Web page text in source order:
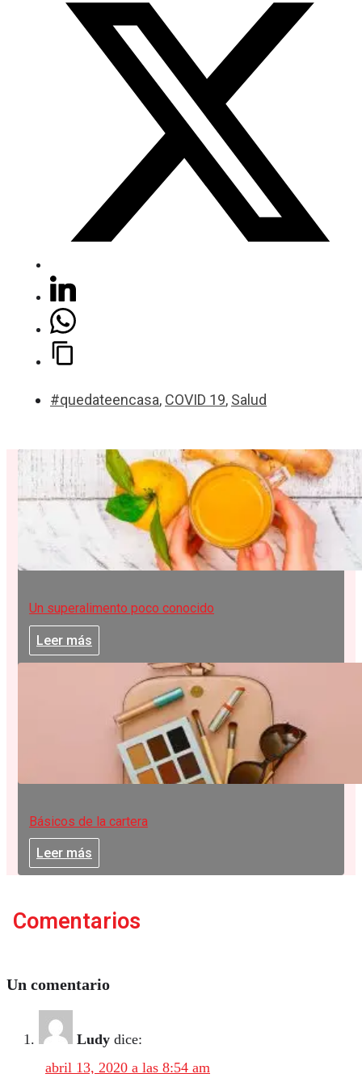
#quedateencasa, COVID 19, Salud
Un superalimento poco conocido
Leer más
Básicos de la cartera
Leer más
Comentarios
Un comentario
Ludy dice:
abril 13, 2020 a las 8:54 am